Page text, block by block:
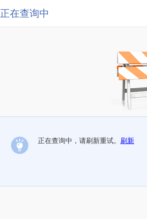
正在查询中
正在查询中，请刷新重试。 刷新